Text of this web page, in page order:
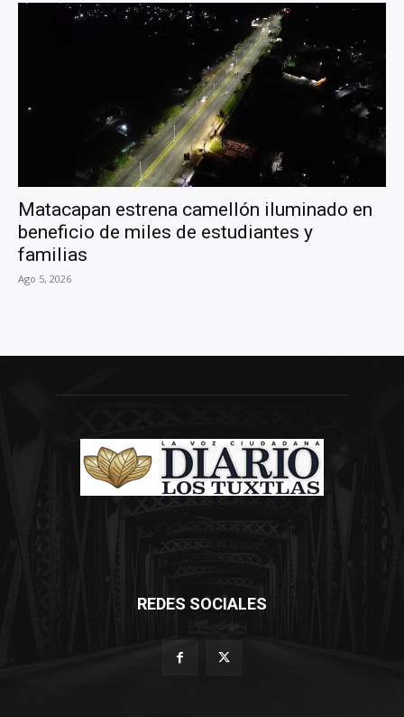
Matacapan estrena camellón iluminado en
beneficio de miles de estudiantes y
familias
Ago 5, 2026
REDES SOCIALES